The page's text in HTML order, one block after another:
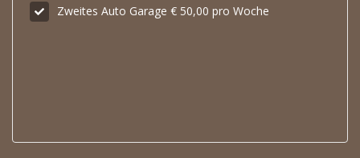
Zweites Auto Garage € 50,00 pro Woche